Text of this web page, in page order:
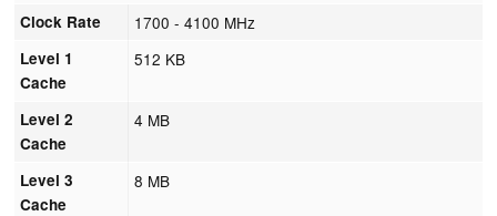
Clock Rate 1700 - 4100 MHz
Level 1
Cache
512 KB
Level 2
Cache
4 MB
Level 3
Cache
8 MB